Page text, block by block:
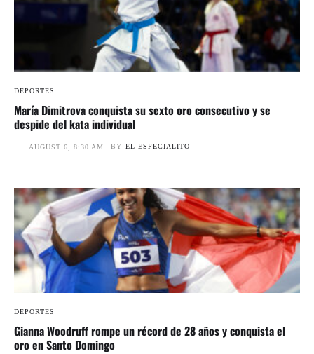
DEPORTES
María Dimitrova conquista su sexto oro consecutivo y se
despide del kata individual
AUGUST 6, 8:30 AM BY EL ESPECIALITO
DEPORTES
Gianna Woodruff rompe un récord de 28 años y conquista el
oro en Santo Domingo